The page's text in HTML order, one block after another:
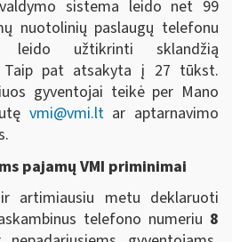
sistema leido net 99
nuotolinių paslaugų telefonu
leido užtikrinti sklandžią
Taip pat atsakyta į 27 tūkst.
gyventojai teikė per Mano
vmi@vmi.ltar aptarnavimo
pajamų VMI priminimai
artimiausiu metu deklaruoti
telefono numeriu 8